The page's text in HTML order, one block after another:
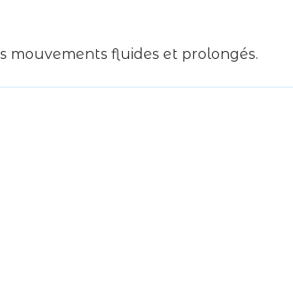
mouvements fluides et prolongés.